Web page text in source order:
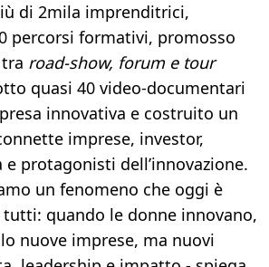
di 2mila imprenditrici,
percorsi formativi, promosso
road-show, forum e tour
quasi 40 video-documentari
innovativa e costruito un
imprese, investor,
protagonisti dell’innovazione.
un fenomeno che oggi è
quando le donne innovano,
nuove imprese, ma nuovi